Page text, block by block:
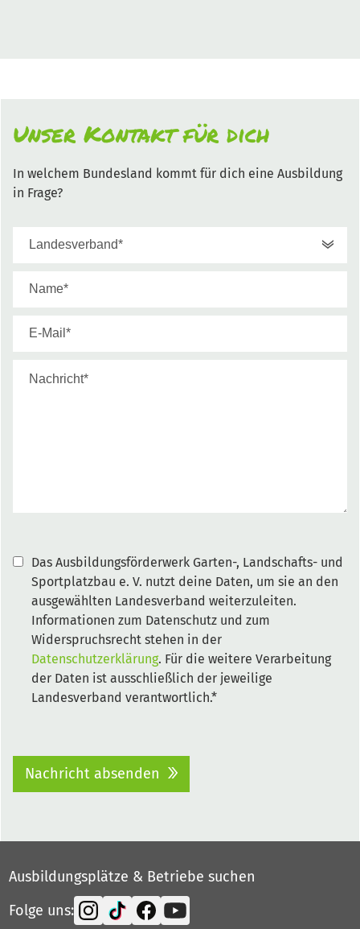
Unser Kontakt für dich
In welchem Bundesland kommt für dich eine Ausbildung
in Frage?
Das Ausbildungsförderwerk Garten-, Landschafts- und
Sportplatzbau e. V. nutzt deine Daten, um sie an den
ausgewählten Landesverband weiterzuleiten.
Informationen zum Datenschutz und zum
Widerspruchsrecht stehen in der
Datenschutzerklärung. Für die weitere Verarbeitung
der Daten ist ausschließlich der jeweilige
Landesverband verantwortlich.*
Nachricht absenden
Ausbildungsplätze & Betriebe suchen
Folge uns: